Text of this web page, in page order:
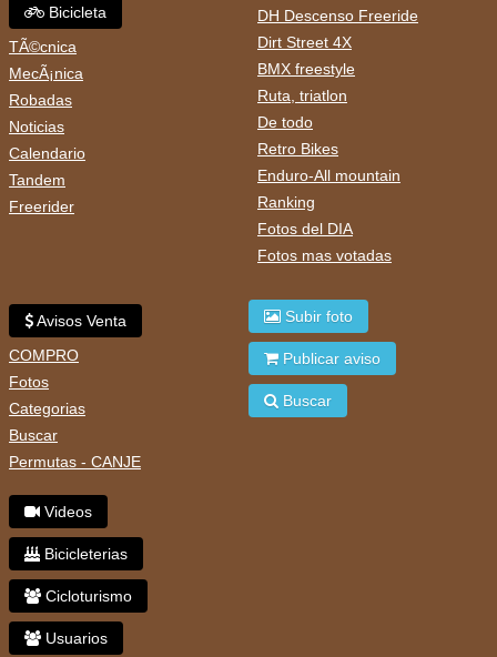
Bicicleta
TÃ©cnica
MecÃ¡nica
Robadas
Noticias
Calendario
Tandem
Freerider
DH Descenso Freeride
Dirt Street 4X
BMX freestyle
Ruta, triatlon
De todo
Retro Bikes
Enduro-All mountain
Ranking
Fotos del DIA
Fotos mas votadas
Avisos Venta
COMPRO
Fotos
Categorias
Buscar
Permutas - CANJE
Videos
Bicicleterias
Cicloturismo
Usuarios
Subir foto
Publicar aviso
Buscar